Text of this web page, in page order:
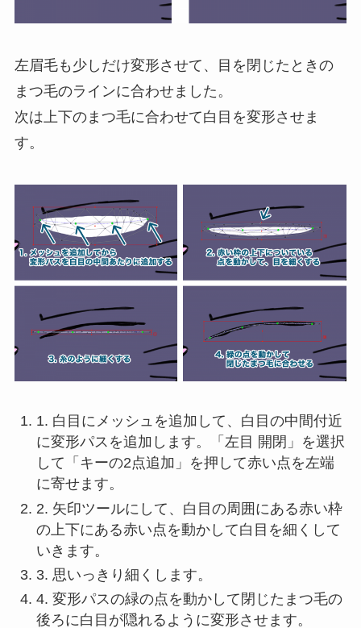
左眉毛も少しだけ変形させて、目を閉じたときの
まつ毛のラインに合わせました。
次は上下のまつ毛に合わせて白目を変形させま
す。
1. 白目にメッシュを追加して、白目の中間付近
に変形パスを追加します。「左目 開閉」を選択
して「キーの2点追加」を押して赤い点を左端
に寄せます。
2. 矢印ツールにして、白目の周囲にある赤い枠
の上下にある赤い点を動かして白目を細くして
いきます。
3. 思いっきり細くします。
4. 変形パスの緑の点を動かして閉じたまつ毛の
後ろに白目が隠れるように変形させます。